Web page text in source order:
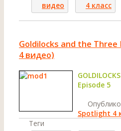
видео
4 класс
Goldilocks and the
4 видео)
Episode 5
Spotlight 4
Теги